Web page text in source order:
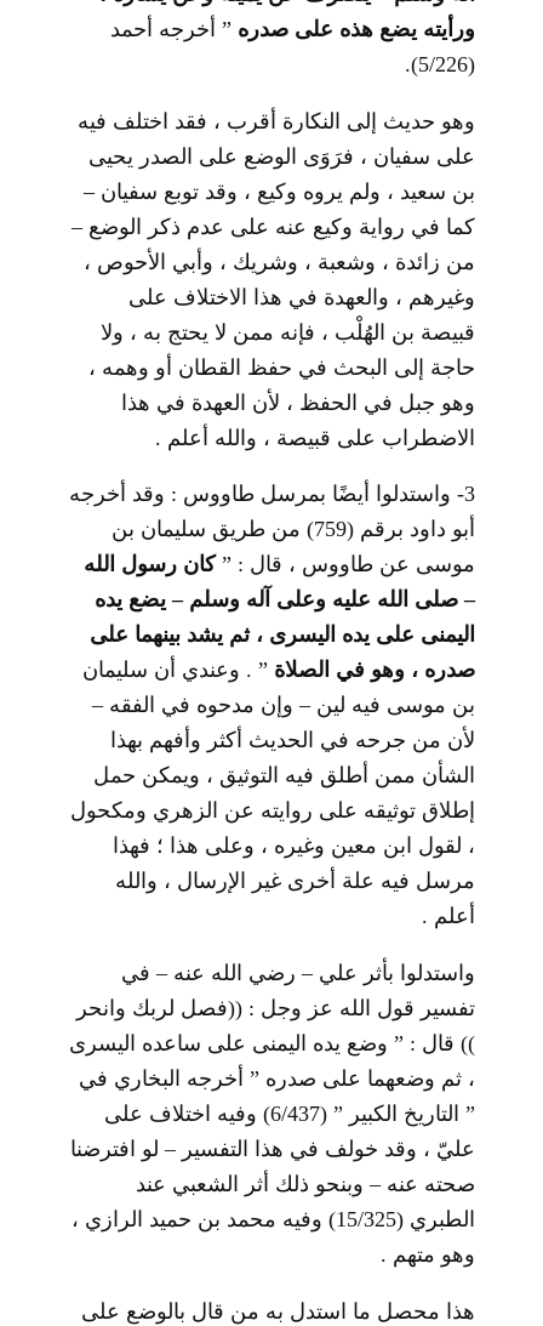
ورأيته يضع هذه على صدره ” أخرجه أحمد
(5/226).
وهو حديث إلى النكارة أقرب ، فقد اختلف فيه
على سفيان ، فرَوَى الوضع على الصدر يحيى
بن سعيد ، ولم يروه وكيع ، وقد توبع سفيان –
كما في رواية وكيع عنه على عدم ذكر الوضع –
من زائدة ، وشعبة ، وشريك ، وأبي الأحوص ،
وغيرهم ، والعهدة في هذا الاختلاف على
قبيصة بن الهُلْب ، فإنه ممن لا يحتج به ، ولا
حاجة إلى البحث في حفظ القطان أو وهمه ،
وهو جبل في الحفظ ، لأن العهدة في هذا
الاضطراب على قبيصة ، والله أعلم .
3- واستدلوا أيضًا بمرسل طاووس : وقد أخرجه
أبو داود برقم (759) من طريق سليمان بن
موسى عن طاووس ، قال : ”كان رسول الله
– صلى الله عليه وعلى آله وسلم – يضع يده
اليمنى على يده اليسرى ، ثم يشد بينهما على
صدره ، وهو في الصلاة ” . وعندي أن سليمان
بن موسى فيه لين – وإن مدحوه في الفقه –
لأن من جرحه في الحديث أكثر وأفهم بهذا
الشأن ممن أطلق فيه التوثيق ، ويمكن حمل
إطلاق توثيقه على روايته عن الزهري ومكحول
، لقول ابن معين وغيره ، وعلى هذا ؛ فهذا
مرسل فيه علة أخرى غير الإرسال ، والله
أعلم .
واستدلوا بأثر علي – رضي الله عنه – في
تفسير قول الله عز وجل : ((فصل لربك وانحر
)) قال : ” وضع يده اليمنى على ساعده اليسرى
، ثم وضعهما على صدره ” أخرجه البخاري في
” التاريخ الكبير ” (6/437) وفيه اختلاف على
عليّ ، وقد خولف في هذا التفسير – لو افترضنا
صحته عنه – وبنحو ذلك أثر الشعبي عند
الطبري (15/325) وفيه محمد بن حميد الرازي ،
وهو متهم .
هذا محصل ما استدل به من قال بالوضع على